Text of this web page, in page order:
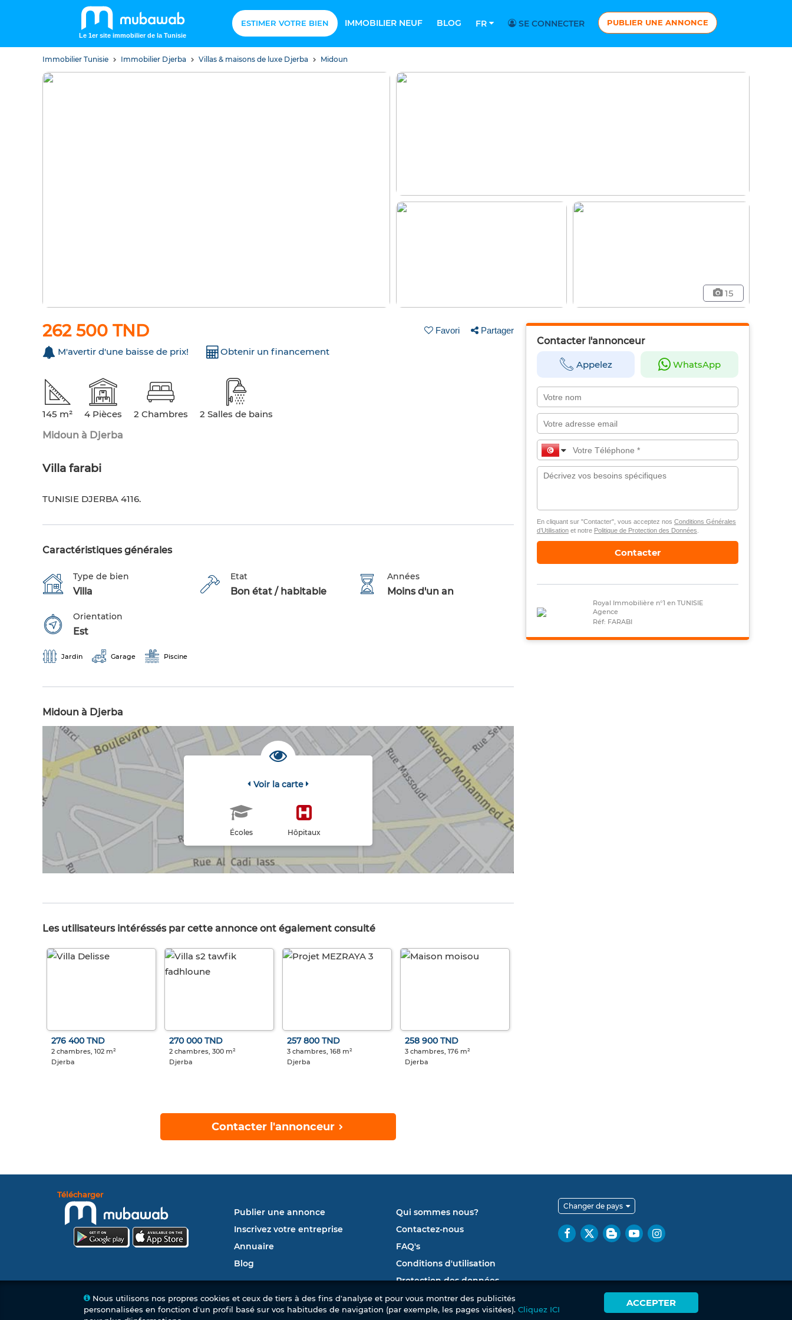
Le 1er site immobilier de la Tunisie
ESTIMER VOTRE BIEN IMMOBILIER NEUF BLOG FR SE CONNECTER PUBLIER UNE ANNONCE
Immobilier Tunisie Immobilier Djerba Villas & maisons de luxe Djerba Midoun
15
262 500 TND Favori Partager
M'avertir d'une baisse de prix! Obtenir un financement
145 m² 4 Pièces 2 Chambres
2 Salles de bains
Midoun à Djerba
Villa farabi
TUNISIE DJERBA 4116.
Caractéristiques générales
Type de bien
Villa
Etat
Bon état / habitable
Années
Moins d'un an
Orientation
Est
Jardin Garage Piscine
Midoun à Djerba
Voir la carte
Écoles Hôpitaux
Les utilisateurs intéréssés par cette annonce ont également consulté
276 400 TND
2 chambres, 102 m²
Djerba
270 000 TND
2 chambres, 300 m²
Djerba
257 800 TND
3 chambres, 168 m²
Djerba
258 900 TND
3 chambres, 176 m²
Djerba
Contacter l'annonceur
Contacter l'annonceur
Appelez WhatsApp
En cliquant sur "Contacter", vous acceptez nos Conditions Générales
d’Utilisationet notre Politique de Protection des Données
Contacter
Royal Immobilière n°1 en TUNISIE
Agence
Réf: FARABI
Télécharger
Publier une annonce
Inscrivez votre entreprise
Annuaire
Blog
Qui sommes nous?
Contactez-nous
FAQ's
Conditions d'utilisation
Protection des données
Changer de pays
Nous utilisons nos propres cookies et ceux de tiers à des fins d'analyse et pour vous montrer des publicités
personnalisées en fonction d'un profil basé sur vos habitudes de navigation (par exemple, les pages visitées). Cliquez ICI
ACCEPTER